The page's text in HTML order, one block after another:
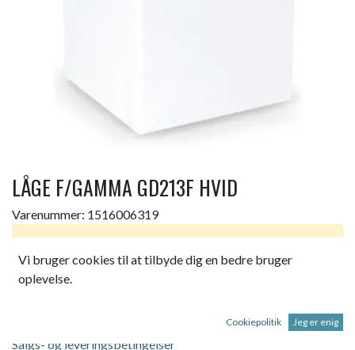
LÅGE F/GAMMA GD213F HVID
Varenummer: 1516006319
Salgs- og leveringsbetingelser
Vi bruger cookies til at tilbyde dig en bedre bruger
oplevelse.
Cookiepolitik Jeg er enig